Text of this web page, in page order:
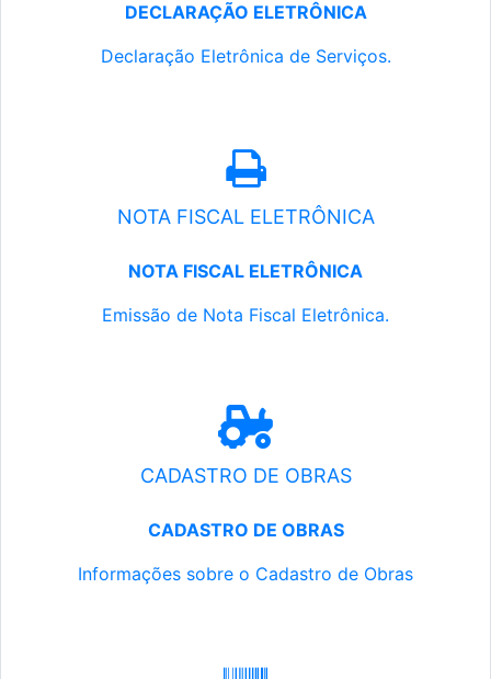
DECLARAÇÃO ELETRÔNICA
Declaração Eletrônica de Serviços.
NOTA FISCAL ELETRÔNICA
NOTA FISCAL ELETRÔNICA
Emissão de Nota Fiscal Eletrônica.
CADASTRO DE OBRAS
CADASTRO DE OBRAS
Informações sobre o Cadastro de Obras